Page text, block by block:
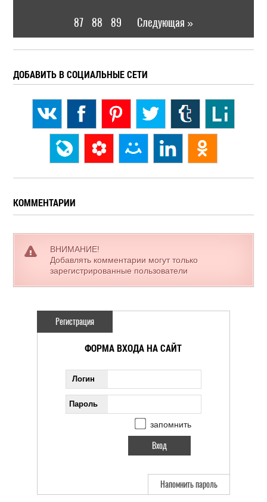
87 88 89 Следующая »
ДОБАВИТЬ В СОЦИАЛЬНЫЕ СЕТИ
КОММЕНТАРИИ
ВНИМАНИЕ!
Добавлять комментарии могут только
зарегистрированные пользователи
Регистрация
ФОРМА ВХОДА НА САЙТ
Логин
Пароль
запомнить
Напомнить пароль